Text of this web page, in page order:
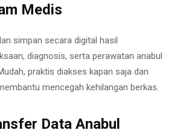
Medis
simpan secara digital hasil
diagnosis, serta perawatan anabul
praktis diakses kapan saja dan
mencegah kehilangan berkas.
Data Anabul